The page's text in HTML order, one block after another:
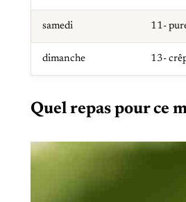
samedi 11-
dimanche 13-
Quel repas pour ce